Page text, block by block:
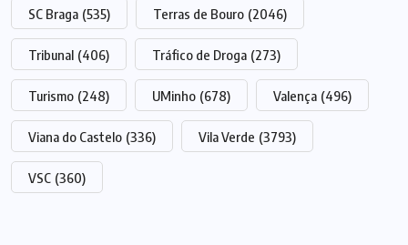
SC Braga (535) Terras de Bouro (2046)
Tribunal (406) Tráfico de Droga (273)
Turismo (248) UMinho (678) Valença (496)
Viana do Castelo (336) Vila Verde (3793)
VSC (360)